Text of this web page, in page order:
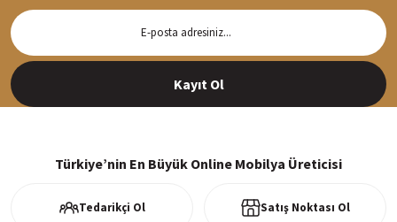
Siparişleriniz en kısa sürede hazırlanarak kargoya verilir
Kayıt Ol
Türkiye’nin En Büyük Online Mobilya Üreticisi
Tedarikçi Ol Satış Noktası Ol